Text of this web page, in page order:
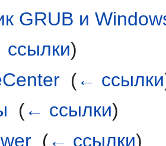
GRUB и
)
(← ссылки
(← ссылки)
(← ссылки)